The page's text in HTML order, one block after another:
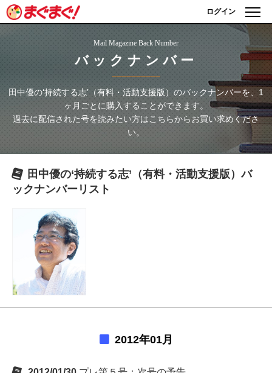
ログイン
Mail Magazine Back Number
バックナンバー
田中優の‘持続する志’（有料・活動支援版） のバックナンバーを、1
ヶ月ごとに購入することができます。
過去に配信された号を読みたい方はこちらからお買い求めくださ
い。
田中優の‘持続する志’（有料・活動支援版）バ
ックナンバーリスト
2012年01月